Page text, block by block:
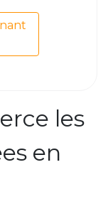
les
en